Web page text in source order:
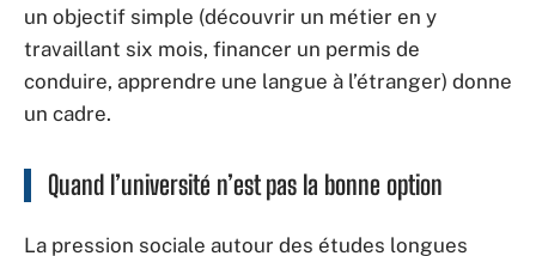
un objectif simple (découvrir un métier en y
travaillant six mois, financer un permis de
conduire, apprendre une langue à l’étranger) donne
un cadre.
Quand l’université n’est pas la bonne option
La pression sociale autour des études longues